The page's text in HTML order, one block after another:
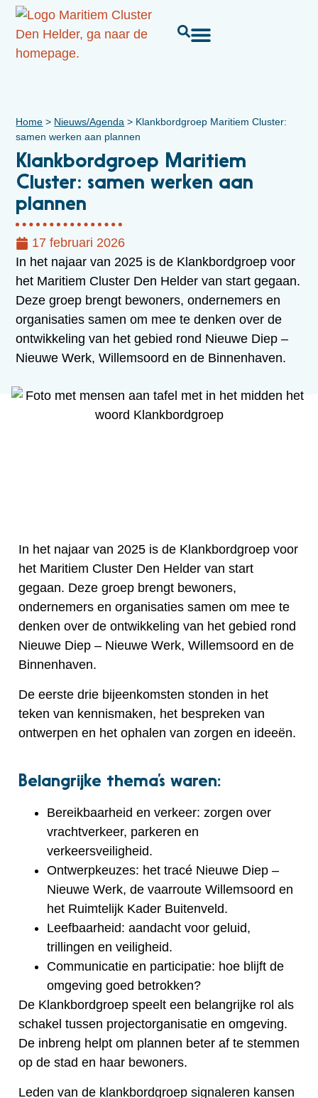
Home > Nieuws/Agenda > Klankbordgroep Maritiem Cluster:
samen werken aan plannen
Klankbordgroep Maritiem
Cluster: samen werken aan
plannen
17 februari 2026
In het najaar van 2025 is de Klankbordgroep voor
het Maritiem Cluster Den Helder van start gegaan.
Deze groep brengt bewoners, ondernemers en
organisaties samen om mee te denken over de
ontwikkeling van het gebied rond Nieuwe Diep –
Nieuwe Werk, Willemsoord en de Binnenhaven.
In het najaar van 2025 is de Klankbordgroep voor
het Maritiem Cluster Den Helder van start
gegaan. Deze groep brengt bewoners,
ondernemers en organisaties samen om mee te
denken over de ontwikkeling van het gebied rond
Nieuwe Diep – Nieuwe Werk, Willemsoord en de
Binnenhaven.
De eerste drie bijeenkomsten stonden in het
teken van kennismaken, het bespreken van
ontwerpen en het ophalen van zorgen en ideeën.
Belangrijke thema’s waren:
Bereikbaarheid en verkeer: zorgen over
vrachtverkeer, parkeren en
verkeersveiligheid.
Ontwerpkeuzes: het tracé Nieuwe Diep –
Nieuwe Werk, de vaarroute Willemsoord en
het Ruimtelijk Kader Buitenveld.
Leefbaarheid: aandacht voor geluid,
trillingen en veiligheid.
Communicatie en participatie: hoe blijft de
omgeving goed betrokken?
De Klankbordgroep speelt een belangrijke rol als
schakel tussen projectorganisatie en omgeving.
De inbreng helpt om plannen beter af te stemmen
op de stad en haar bewoners.
Leden van de klankbordgroep signaleren kansen